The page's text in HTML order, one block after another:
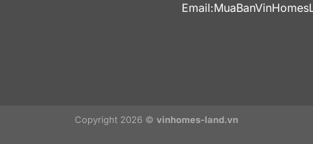
Email:
Copyright 2026 © vinhomes-land.vn